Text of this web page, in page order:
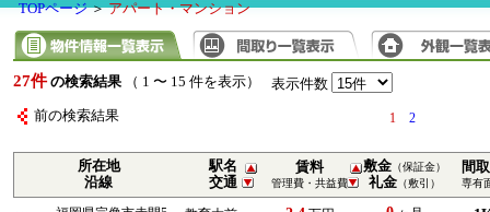
TOPページ＞アパート・マンション
27件 の検索結果 （ 1 〜 15 件を表示） 表示件数
前の検索結果 1 2
所在地
沿線
駅名
交通
賃料
管理費・共益費
敷金 （保証金）
礼金 （敷引）
間
専有